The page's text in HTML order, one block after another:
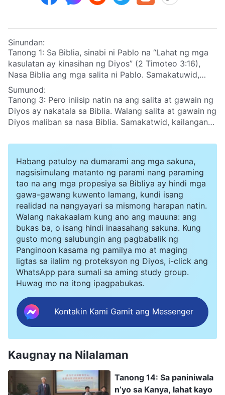
Sinundan:
Tanong 1: Sa Biblia, sinabi ni Pablo na “Lahat ng mga
kasulatan ay kinasihan ng Diyos” (2 Timoteo 3:16),
Nasa Biblia ang mga salita ni Pablo. Samakatuwid,
Diyos ang nagbigay inspirasyon sa mga ito; mga salita
ito ng Diyos. Paniniwala sa Panginoon ang paniniwala
sa Biblia. Kahit ano pa ang denominasyon, kung
lumalayo ito sa Biblia, ito’y heresiya! Naniniwala tayo
sa Panginoon, kaya dapat lagi tayong kumilos ayon sa
ang Biblia, ang pundasyon ng ating pananalig. Ang
paglisan sa Biblia ay hindi paniniwala sa Panginoon;
kung lilisanin natin ang Biblia, paano tayo maniniwala
sa Panginoon? Nakasulat sa Biblia ang mga salita ng
Panginoon. May iba pa bang lugar kung saan natin
makikita ang Kanyang mga salita? Kung hindi
nakabatay sa Biblia ang pananalig natin sa Panginoon,
saan ito nakabatay?
Sumunod:
Tanong 3: Pero iniisip natin na ang salita at gawain ng
Diyos ay nakatala sa Biblia. Walang salita at gawain ng
Diyos maliban sa nasa Biblia. Samakatwid, kailangang
Mali ba iyan?
Habang patuloy na dumarami ang mga sakuna,
nagsisimulang matanto ng parami nang paraming
tao na ang mga propesiya sa Bibliya ay hindi mga
gawa-gawang kuwento lamang, kundi isang
realidad na nangyayari sa mismong harapan natin.
Walang nakakaalam kung ano ang mauuna: ang
bukas ba, o isang hindi inaasahang sakuna. Kung
gusto mong salubungin ang pagbabalik ng
Panginoon kasama ng pamilya mo at maging
ligtas sa ilalim ng proteksyon ng Diyos, i-click ang
WhatsApp para sumali sa aming study group.
Huwag mo na itong ipagpabukas.
Kontakin Kami Gamit ang Messenger
Kaugnay na Nilalaman
Tanong 14: Sa paniniwala
n’yo sa Kanya, lahat kayo